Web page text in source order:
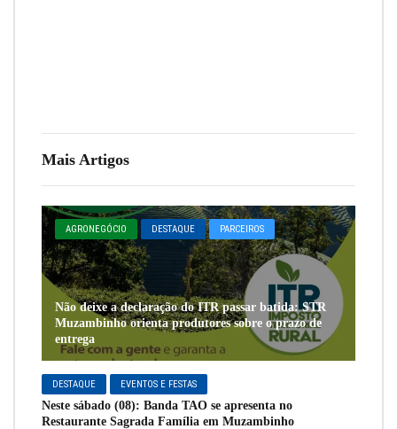
Mais Artigos
AGRONEGÓCIO DESTAQUE PARCEIROS
Não deixe a declaração do ITR passar batida: STR
Muzambinho orienta produtores sobre o prazo de
entrega
DESTAQUE EVENTOS E FESTAS
Neste sábado (08): Banda TAO se apresenta no
Restaurante Sagrada Família em Muzambinho